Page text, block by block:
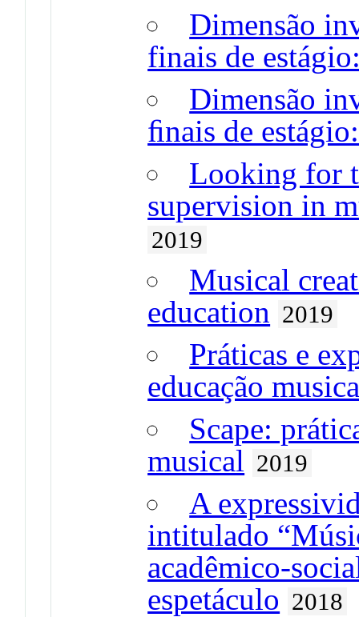
Dimensão
finais de
Dimensão
ﬁnais de
Looking for
supervision in
2019
Musical
education 2019
Práticas e
educação
Scape:
musical 2019
A
intitulado
acadêmico-
espetáculo 2018